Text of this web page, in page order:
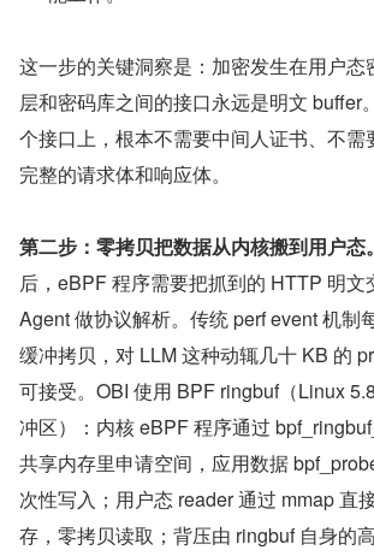
这一步的关键洞察是：加密发生在用户态
层和密码库之间的接口永远是明文 buffer
个接口上，根本不需要中间人证书、不需
完整的请求体和响应体。
第二步：零拷贝把数据从内核搬到用户态。
后，eBPF 程序需要把抓到的 HTTP 明文
Agent 做协议解析。传统 perf event 机制
缓冲拷贝，对 LLM 这种动辄几十 KB 的
可接受。OBI 使用 BPF ringbuf（Linux
冲区）：内核 eBPF 程序通过
共享内存里申请空间，应用数据
次性写入；用户态 reader 通过 mmap 直
存，零拷贝读取；背压由 ringbuf 自身的